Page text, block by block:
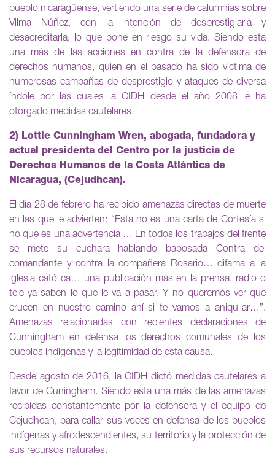
pueblo nicaragüense, vertiendo una serie de calumnias sobre
Vilma Núñez, con la intención de desprestigiarla y
desacreditarla, lo que pone en riesgo su vida. Siendo esta
una más de las acciones en contra de la defensora de
derechos humanos, quien en el pasado ha sido víctima de
numerosas campañas de desprestigio y ataques de diversa
índole por las cuales la CIDH desde el año 2008 le ha
otorgado medidas cautelares.
2) Lottie Cunningham Wren, abogada, fundadora y
actual presidenta del Centro por la justicia de
Derechos Humanos de la Costa Atlántica de
Nicaragua, (Cejudhcan).
El día 28 de febrero ha recibido amenazas directas de muerte
en las que le advierten: “Esta no es una carta de Cortesía si
no que es una advertencia … En todos los trabajos del frente
se mete su cuchara hablando babosada Contra del
comandante y contra la compañera Rosario… difama a la
iglesia católica… una publicación más en la prensa, radio o
tele ya saben lo que le va a pasar. Y no queremos ver que
crucen en nuestro camino ahí si te vamos a aniquilar…”.
Amenazas relacionadas con recientes declaraciones de
Cunningham en defensa los derechos comunales de los
pueblos indígenas y la legitimidad de esta causa.
Desde agosto de 2016, la CIDH dictó medidas cautelares a
favor de Cuningham. Siendo esta una más de las amenazas
recibidas constantemente por la defensora y el equipo de
Cejudhcan, para callar sus voces en defensa de los pueblos
indígenas y afrodescendientes, su territorio y la protección de
sus recursos naturales.